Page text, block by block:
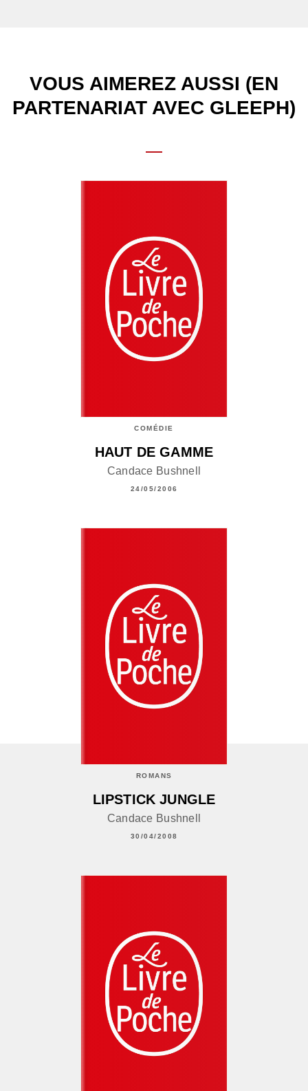
VOUS AIMEREZ AUSSI (EN
PARTENARIAT AVEC GLEEPH)
COMÉDIE
HAUT DE GAMME
Candace Bushnell
24/05/2006
ROMANS
LIPSTICK JUNGLE
Candace Bushnell
30/04/2008